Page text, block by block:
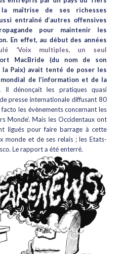
maîtrise de ses richesses
entraîné d’autres offensives
pour maintenir les
En effet, au début des années
‘Voix multiples, un seul
MacBride (du nom de son
la Paix) avait tenté de poser les
de l’information et de la
Il dénonçait les pratiques quasi
presse internationale diffusant 80
les évènements concernant les
Monde’. Mais les Occidentaux ont
ligués pour faire barrage à cette
monde et de ses relais ; les Etats-
Le rapport a été enterré.